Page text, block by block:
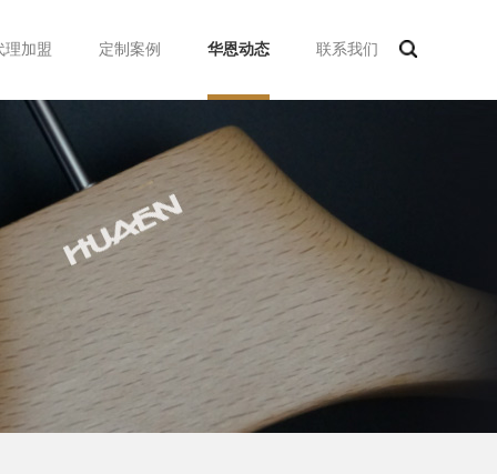
理加盟 定制案例 华恩动态 联系我们